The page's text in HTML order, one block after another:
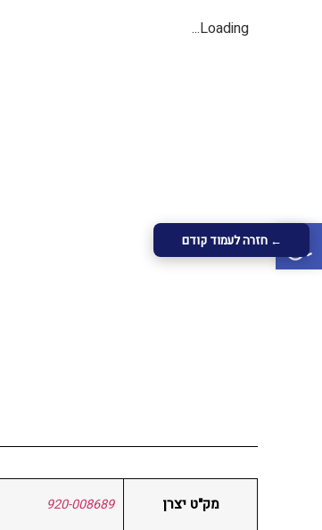
Loading...
מק"ט יצרן 920-008689
← חזרה לעמוד קודם
פתח סרגל נגישות